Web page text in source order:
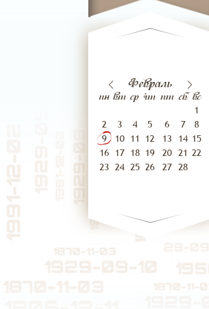
Февраль
пн вт ср чт пт сб вс
1
2
3 4 5 6 7
8
9
10 11 12 13 14 15
16 17 18 19 20 21 22
23 24 25 26 27 28
февраля